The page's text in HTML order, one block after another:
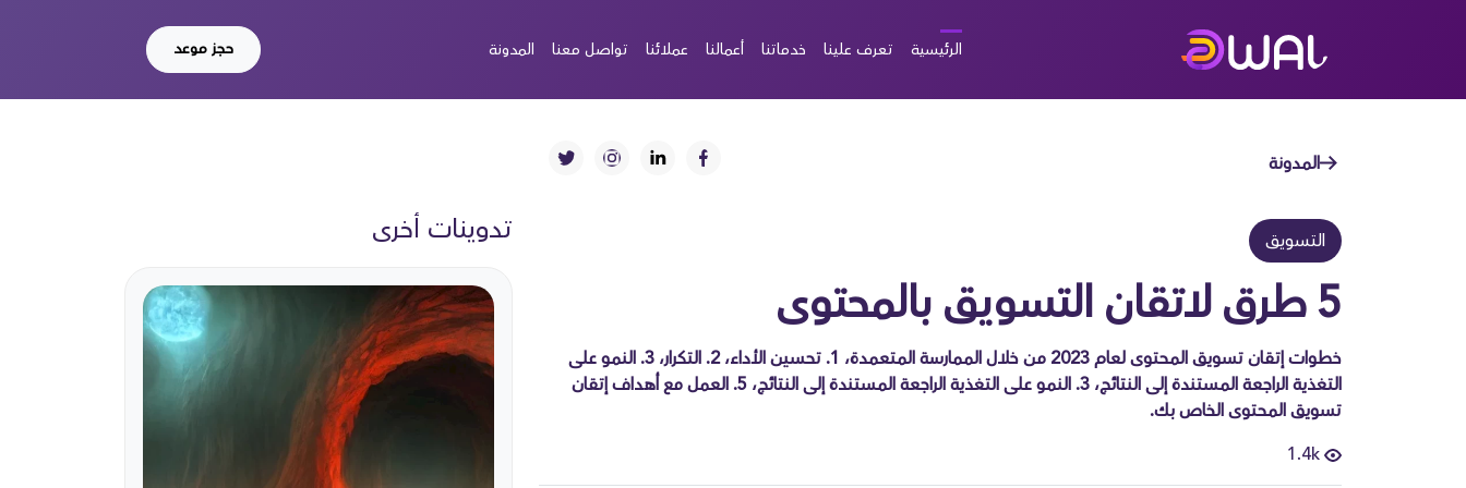
الرئيسية تعرف علينا خدماتنا أعمالنا عملائنا تواصل معنا المدونة حجز موعد
المدونة
التسويق
5 طرق لاتقان التسويق بالمحتوى
خطوات إتقان تسويق المحتوى لعام 2023 من خلال الممارسة المتعمدة، 1. تحسين الأداء، 2. التكرار، 3. النمو على
التغذية الراجعة المستندة إلى النتائج، 3. النمو على التغذية الراجعة المستندة إلى النتائج، 5. العمل مع أهداف إتقان
تسويق المحتوى الخاص بك.
تدوينات أخرى